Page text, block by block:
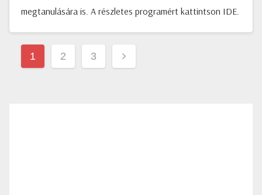
megtanulására is. A részletes programért kattintson IDE.
Bejegyzések
lapozása
1 2 3